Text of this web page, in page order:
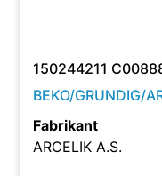
150244211
BEKO/GRUNDIG/
Fabrikant
ARCELIK A.S.